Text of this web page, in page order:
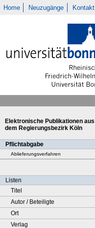
Home Neuzugänge Kontakt
Elektronische Publikationen aus
dem Regierungsbezirk Köln
Pflichtabgabe
Ablieferungsverfahren
Listen
Titel
Autor / Beteiligte
Ort
Verlag